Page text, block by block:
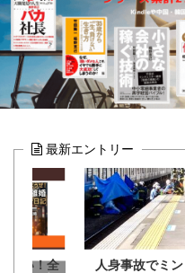
最新エントリー
願い！全
人身事故でミン